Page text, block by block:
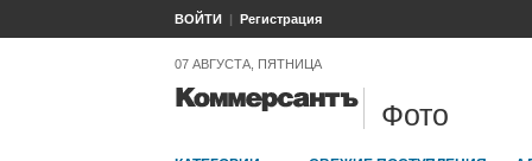
ВОЙТИ Регистрация
07 АВГУСТА, ПЯТНИЦА
Фото